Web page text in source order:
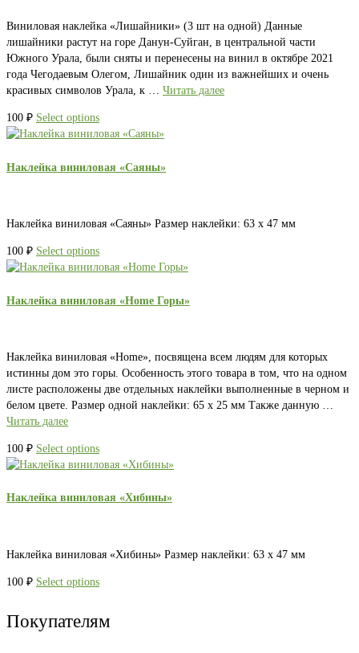
Виниловая наклейка «Лишайники» (3 шт на одной) Данные
лишайники растут на горе Данун-Суйган, в центральной части
Южного Урала, были сняты и перенесены на винил в октябре 2021
года Чегодаевым Олегом, Лишайник один из важнейших и очень
красивых символов Урала, к … Читать далее
100 ₽ Select options
Наклейка виниловая «Саяны»
Наклейка виниловая «Саяны» Размер наклейки: 63 х 47 мм
100 ₽ Select options
Наклейка виниловая «Home Горы»
Наклейка виниловая «Home», посвящена всем людям для которых
истинны дом это горы. Особенность этого товара в том, что на одном
листе расположены две отдельных наклейки выполненные в черном и
белом цвете. Размер одной наклейки: 65 х 25 мм Также данную …
Читать далее
100 ₽ Select options
Наклейка виниловая «Хибины»
Наклейка виниловая «Хибины» Размер наклейки: 63 х 47 мм
100 ₽ Select options
Покупателям